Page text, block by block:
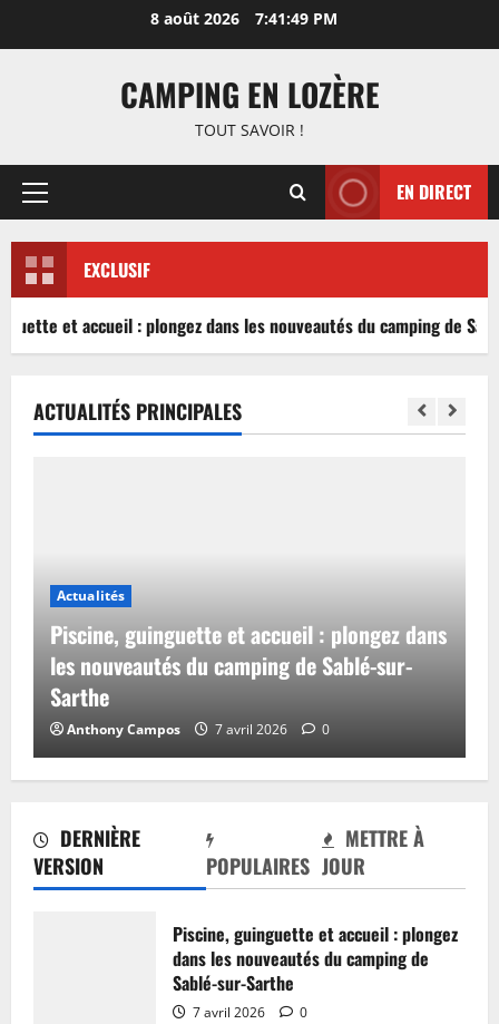
8 août 2026 7:41:49 PM
CAMPING EN LOZÈRE
TOUT SAVOIR !
Menu
EN DIRECT
EXCLUSIF
et accueil : plongez dans les nouveautés du camping de
DERNIÈRE
VERSION
POPULAIRES
METTRE À
JOUR
Piscine, guinguette et accueil : plongez
dans les nouveautés du camping de
Sablé-sur-Sarthe
7 avril 2026 0
ACTUALITÉS PRINCIPALES
Actualités
Piscine, guinguette et accueil : plongez dans
les nouveautés du camping de Sablé-sur-
Sarthe
Anthony Campos 7 avril 2026 0